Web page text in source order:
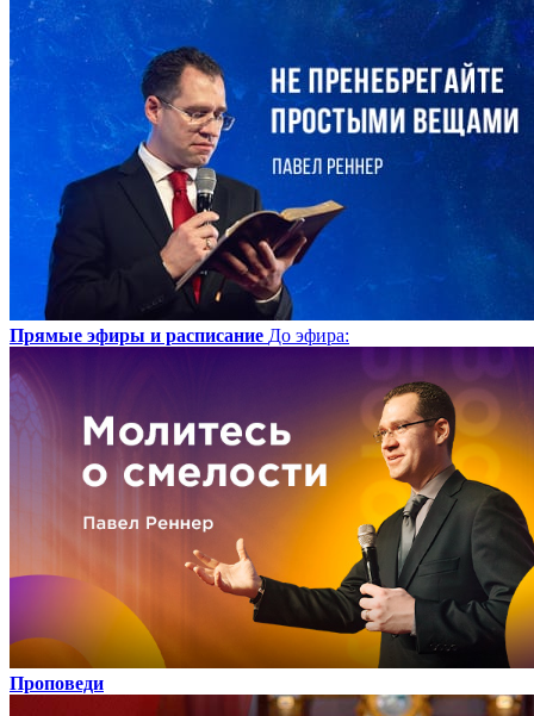
Прямые эфиры и расписание До эфира:
Проповеди